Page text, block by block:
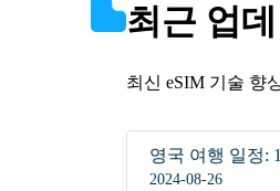
최근 업
최신 eSIM 기술 향
영국 여행 일정:
2024-08-26